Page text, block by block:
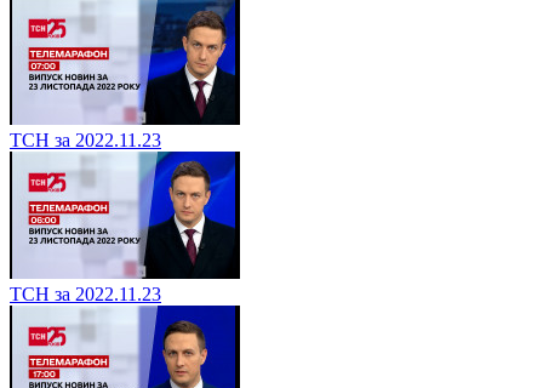
ТСН за 2022.11.23
ТСН за 2022.11.23